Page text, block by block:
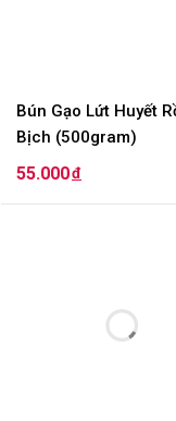
Bún Gạo Lứt Huyết
Bịch (500gram)
55.000đ